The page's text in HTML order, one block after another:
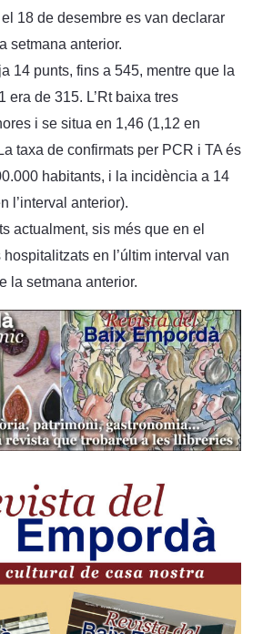
18 de desembre es van declarar
setmana anterior.
14 punts, fins a 545, mentre que la
era de 315. L’Rt baixa tres
i se situa en 1,46 (1,12 en
taxa de confirmats per PCR i TA és
habitants, i la incidència a 14
l’interval anterior).
actualment, sis més que en el
en l’últim interval van
la setmana anterior.